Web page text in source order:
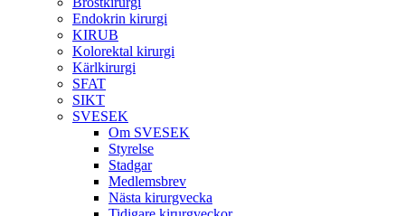
Endokrin kirurgi
KIRUB
Kolorektal kirurgi
Kärlkirurgi
SFAT
SIKT
SVESEK
Om SVESEK
Styrelse
Stadgar
Medlemsbrev
Nästa kirurgvecka